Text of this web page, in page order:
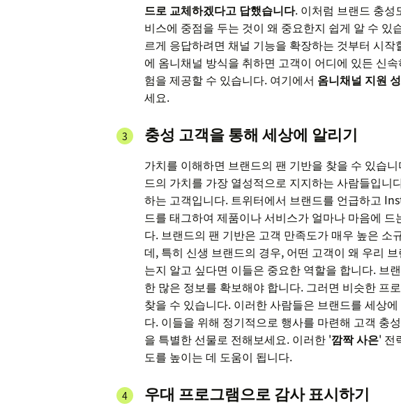
드로 교체하겠다고 답했습니다. 이처럼 브랜드 충성
비스에 중점을 두는 것이 왜 중요한지 쉽게 알 수 있
르게 응답하려면 채널 기능을 확장하는 것부터 시
에 옴니채널 방식을 취하면 고객이 어디에 있든 신
험을 제공할 수 있습니다. 여기에서 옴니채널 지원
세요.
충성 고객을 통해 세상에 알리기
가치를 이해하면 브랜드의 팬 기반을 찾을 수 있습
드의 가치를 가장 열성적으로 지지하는 사람들입니
하는 고객입니다. 트위터에서 브랜드를 언급하고
드를 태그하여 제품이나 서비스가 얼마나 마음에
다. 브랜드의 팬 기반은 고객 만족도가 매우 높은 소
데, 특히 신생 브랜드의 경우, 어떤 고객이 왜 우리
는지 알고 싶다면 이들은 중요한 역할을 합니다. 브
한 많은 정보를 확보해야 합니다. 그러면 비슷한 프
찾을 수 있습니다. 이러한 사람들은 브랜드를 세상
다. 이들을 위해 정기적으로 행사를 마련해 고객 충
을 특별한 선물로 전해보세요. 이러한 '깜짝 사은' 전
도를 높이는 데 도움이 됩니다.
우대 프로그램으로 감사 표시하기